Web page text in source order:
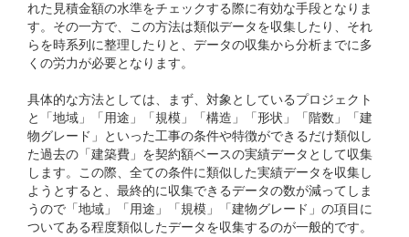
れた見積金額の水準をチェックする際に有効な手段となりま
す。その一方で、この方法は類似データを収集したり、それ
らを時系列に整理したりと、データの収集から分析までに多
くの労力が必要となります。
具体的な方法としては、まず、対象としているプロジェクト
と「地域」「用途」「規模」「構造」「形状」「階数」「建
物グレード」といった工事の条件や特徴ができるだけ類似し
た過去の「建築費」を契約額ベースの実績データとして収集
します。この際、全ての条件に類似した実績データを収集し
ようとすると、最終的に収集できるデータの数が減ってしま
うので「地域」「用途」「規模」「建物グレード」の項目に
ついてある程度類似したデータを収集するのが一般的です。